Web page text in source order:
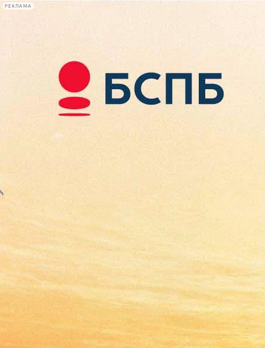
РЕКЛАМА
Сегодня:
2026.08.08
06:36
Афиша Plus